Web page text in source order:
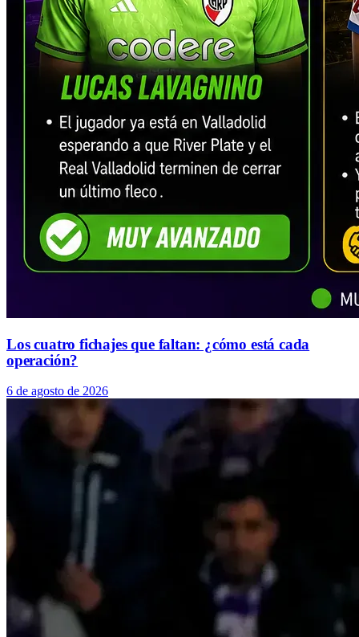
Los cuatro fichajes que faltan: ¿cómo está cada
operación?
6 de agosto de 2026